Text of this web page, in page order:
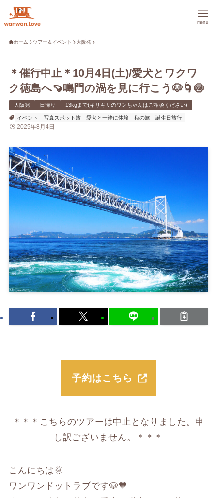
menu
ホーム ツアー＆イベント 大阪発
＊催行中止＊10月4日(土)/愛犬とワクワ
ク徳島へ🍠鳴門の渦を見に行こう🐶🌀🍥
大阪発 日帰り 13kgまで(ギリギリのワンちゃんはご相談ください)
イベント 写真スポット旅 愛犬と一緒に体験 秋の旅 誕生日旅行
2025年8月4日
予約はこちら
＊＊＊こちらのツアーは中止となりました。申
し訳ございません。＊＊＊
こんにちは🌞
ワンワンドットラブです🐶🧡